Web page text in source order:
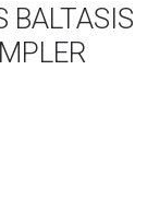
BALTASIS